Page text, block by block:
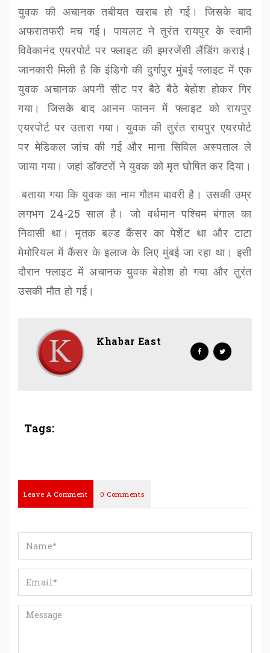
युवक की अचानक तबीयत खराब हो गई। जिसके बाद
अफरातफरी मच गई। पायलट ने तुरंत रायपुर के स्वामी
विवेकानंद एयरपोर्ट पर फ्लाइट की इमरजेंसी लैंडिंग कराई।
जानकारी मिली है कि इंडिगो की दुर्गापुर मुंबई फ्लाइट में एक
युवक अचानक अपनी सीट पर बैठे बैठे बेहोश होकर गिर
गया। जिसके बाद आनन फानन में फ्लाइट को रायपुर
एयरपोर्ट पर उतारा गया। युवक की तुरंत रायपुर एयरपोर्ट
पर मेडिकल जांच की गई और माना सिविल अस्पताल ले
जाया गया। जहां डॉक्टरों ने युवक को मृत घोषित कर दिया।
बताया गया कि युवक का नाम गौतम बावरी है। उसकी उम्र
लगभग 24-25साल है। जो वर्धमान पश्चिम बंगाल का
निवासी था। मृतक बल्ड कैंसर का पेशेंट था और टाटा
मेमोरियल में कैंसर के इलाज के लिए मुंबई जा रहा था। इसी
दौरान फ्लाइट में अचानक युवक बेहोश हो गया और तुरंत
उसकी मौत हो गई।
Khabar East
Tags:
Leave A Comment 0 Comments